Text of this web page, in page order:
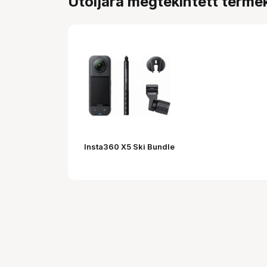
Insta360 X5 Ski Bundle